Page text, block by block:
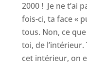
2000 ! Je ne t’ai
fois-ci, ta face «
tous. Non, ce
toi, de
cet intérieur, on